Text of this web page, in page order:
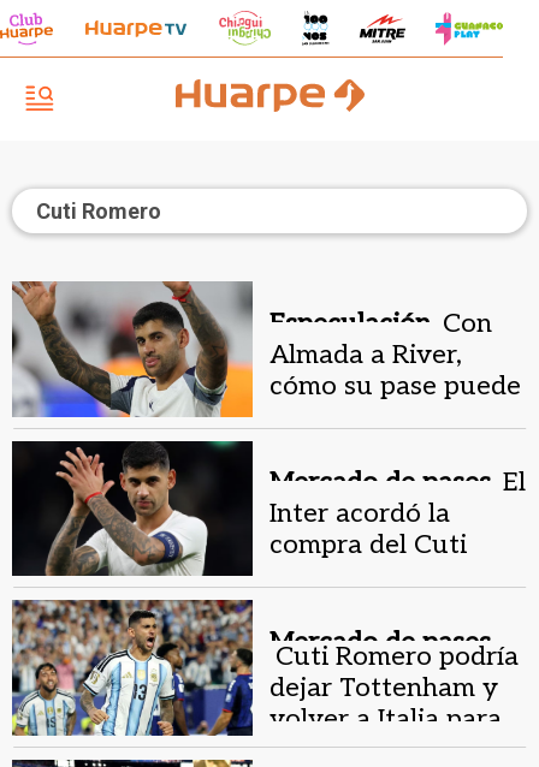
Cuti Romero
Especulación. Con
Almada a River,
cómo su pase puede
Mercado de pases. El
Inter acordó la
compra del Cuti
Mercado de pases.
Cuti Romero podría
dejar Tottenham y
volver a Italia para
jugar en Inter